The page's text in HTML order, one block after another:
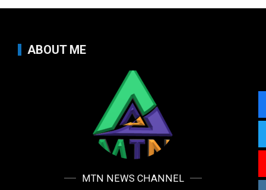
ABOUT ME
MTN NEWS CHANNEL